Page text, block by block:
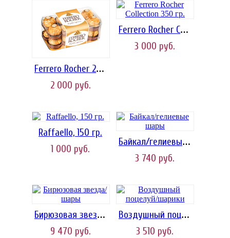
Ferrero Rocher 200 гр.
2 000 руб.
Ferrero Rocher Collection 350 гр.
3 000 руб.
Raffaello, 150 гр.
1 000 руб.
Байкал/гелиевые шары
3 740 руб.
Бирюзовая звезда/шары
9 470 руб.
Воздушный поцелуй/шарики
3 510 руб.